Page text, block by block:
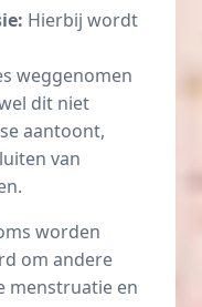
Hierbij wordt
weggenomen
dit niet
aantoont,
van
worden
om andere
menstruatie en